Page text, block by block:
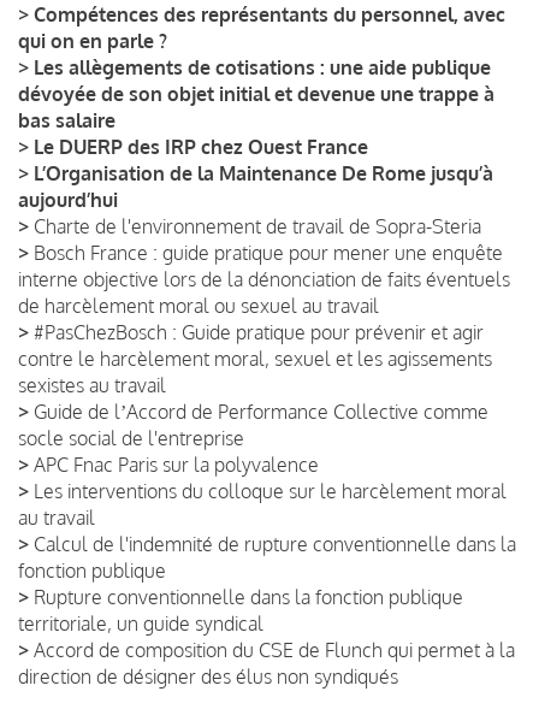
> Compétences des représentants du personnel, avec
qui on en parle ?
> Les allègements de cotisations : une aide publique
dévoyée de son objet initial et devenue une trappe à
bas salaire
> Le DUERP des IRP chez Ouest France
> L’Organisation de la Maintenance De Rome jusqu’à
aujourd’hui
> Charte de l'environnement de travail de Sopra-Steria
> Bosch France : guide pratique pour mener une enquête
interne objective lors de la dénonciation de faits éventuels
de harcèlement moral ou sexuel au travail
> #PasChezBosch : Guide pratique pour prévenir et agir
contre le harcèlement moral, sexuel et les agissements
sexistes au travail
> Guide de lʼAccord de Performance Collective comme
socle social de l'entreprise
> APC Fnac Paris sur la polyvalence
> Les interventions du colloque sur le harcèlement moral
au travail
> Calcul de l'indemnité de rupture conventionnelle dans la
fonction publique
> Rupture conventionnelle dans la fonction publique
territoriale, un guide syndical
> Accord de composition du CSE de Flunch qui permet à la
direction de désigner des élus non syndiqués